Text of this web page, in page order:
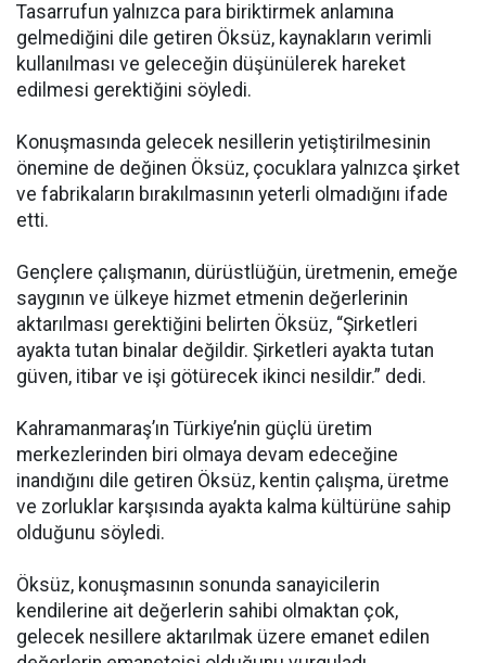
Tasarrufun yalnızca para biriktirmek anlamına
gelmediğini dile getiren Öksüz, kaynakların verimli
kullanılması ve geleceğin düşünülerek hareket
edilmesi gerektiğini söyledi.
Konuşmasında gelecek nesillerin yetiştirilmesinin
önemine de değinen Öksüz, çocuklara yalnızca şirket
ve fabrikaların bırakılmasının yeterli olmadığını ifade
etti.
Gençlere çalışmanın, dürüstlüğün, üretmenin, emeğe
saygının ve ülkeye hizmet etmenin değerlerinin
aktarılması gerektiğini belirten Öksüz, “Şirketleri
ayakta tutan binalar değildir. Şirketleri ayakta tutan
güven, itibar ve işi götürecek ikinci nesildir.” dedi.
Kahramanmaraş’ın Türkiye’nin güçlü üretim
merkezlerinden biri olmaya devam edeceğine
inandığını dile getiren Öksüz, kentin çalışma, üretme
ve zorluklar karşısında ayakta kalma kültürüne sahip
olduğunu söyledi.
Öksüz, konuşmasının sonunda sanayicilerin
kendilerine ait değerlerin sahibi olmaktan çok,
gelecek nesillere aktarılmak üzere emanet edilen